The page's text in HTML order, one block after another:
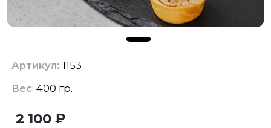
Артикул: 1153
Вес: 400 гр.
2 100 ₽